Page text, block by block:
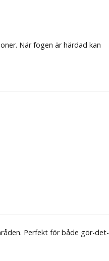
När fogen är härdad kan
Perfekt för både gör-det-